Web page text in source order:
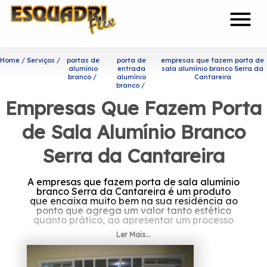
menu
Home Serviços
portas de
alumínio
branco
porta de
entrada
alumínio
branco
empresas que fazem porta de
sala alumínio branco Serra da
Cantareira
Empresas Que Fazem Porta
de Sala Alumínio Branco
Serra da Cantareira
A empresas que fazem porta de sala alumínio
branco Serra da Cantareira é um produto
que encaixa muito bem na sua residência ao
ponto que agrega um valor tanto estético
quanto prático, ao apresentar um processo
de manutenção simplificado.
Você está procurando por
Ler Mais...